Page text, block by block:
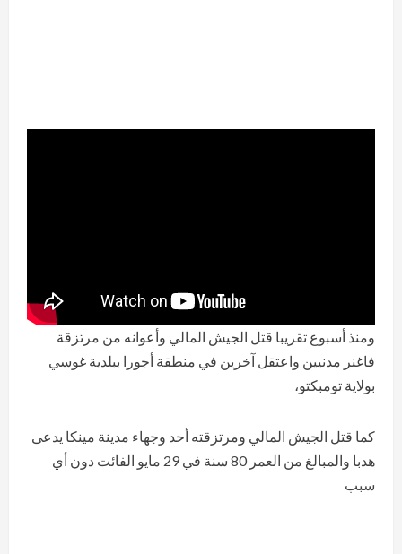
ومنذ أسبوع تقريبا قتل الجيش المالي وأعوانه من مرتزقة
فاغنر مدنيين واعتقل آخرين في منطقة أجورا ببلدية غوسي
بولاية تومبكتو،
كما قتل الجيش المالي ومرتزقته أحد وجهاء مدينة مينكا يدعى
هدبا والمبالغ من العمر 80 سنة في 29 مايو الفائت دون أي
سبب